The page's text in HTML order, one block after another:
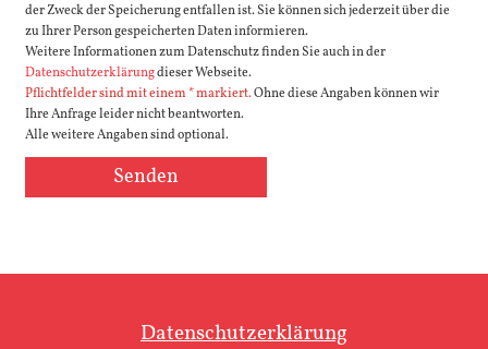
der Zweck der Speicherung entfallen ist. Sie können sich jederzeit über die
zu Ihrer Person gespeicherten Daten informieren.
Weitere Informationen zum Datenschutz finden Sie auch in der
Datenschutzerklärungdieser Webseite.
Pflichtfelder sind mit einem * markiert.Ohne diese Angaben können wir
Ihre Anfrage leider nicht beantworten.
Alle weitere Angaben sind optional.
Senden
Datenschutzerklärung